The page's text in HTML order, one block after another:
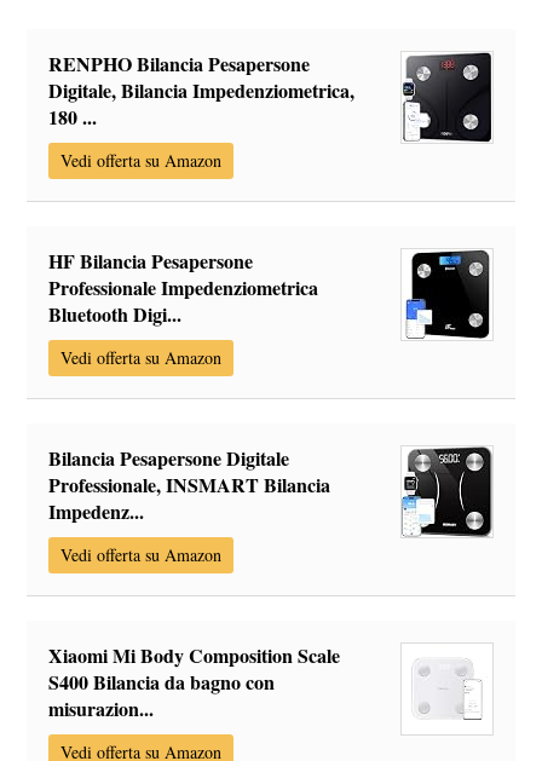
RENPHO Bilancia Pesapersone
Digitale, Bilancia Impedenziometrica,
180 ...
Vedi offerta su Amazon
HF Bilancia Pesapersone
Professionale Impedenziometrica
Bluetooth Digi...
Vedi offerta su Amazon
Bilancia Pesapersone Digitale
Professionale, INSMART Bilancia
Impedenz...
Vedi offerta su Amazon
Xiaomi Mi Body Composition Scale
S400 Bilancia da bagno con
misurazion...
Vedi offerta su Amazon